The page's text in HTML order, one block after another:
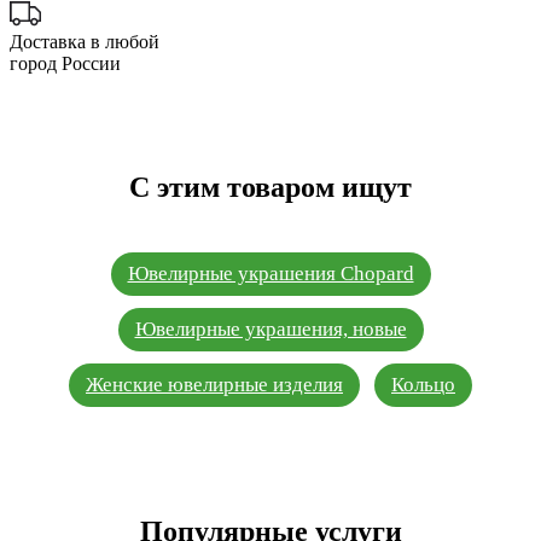
Доставка в любой
город России
С этим товаром ищут
Ювелирные украшения Chopard
Ювелирные украшения, новые
Женские ювелирные изделия Кольцо
Популярные услуги